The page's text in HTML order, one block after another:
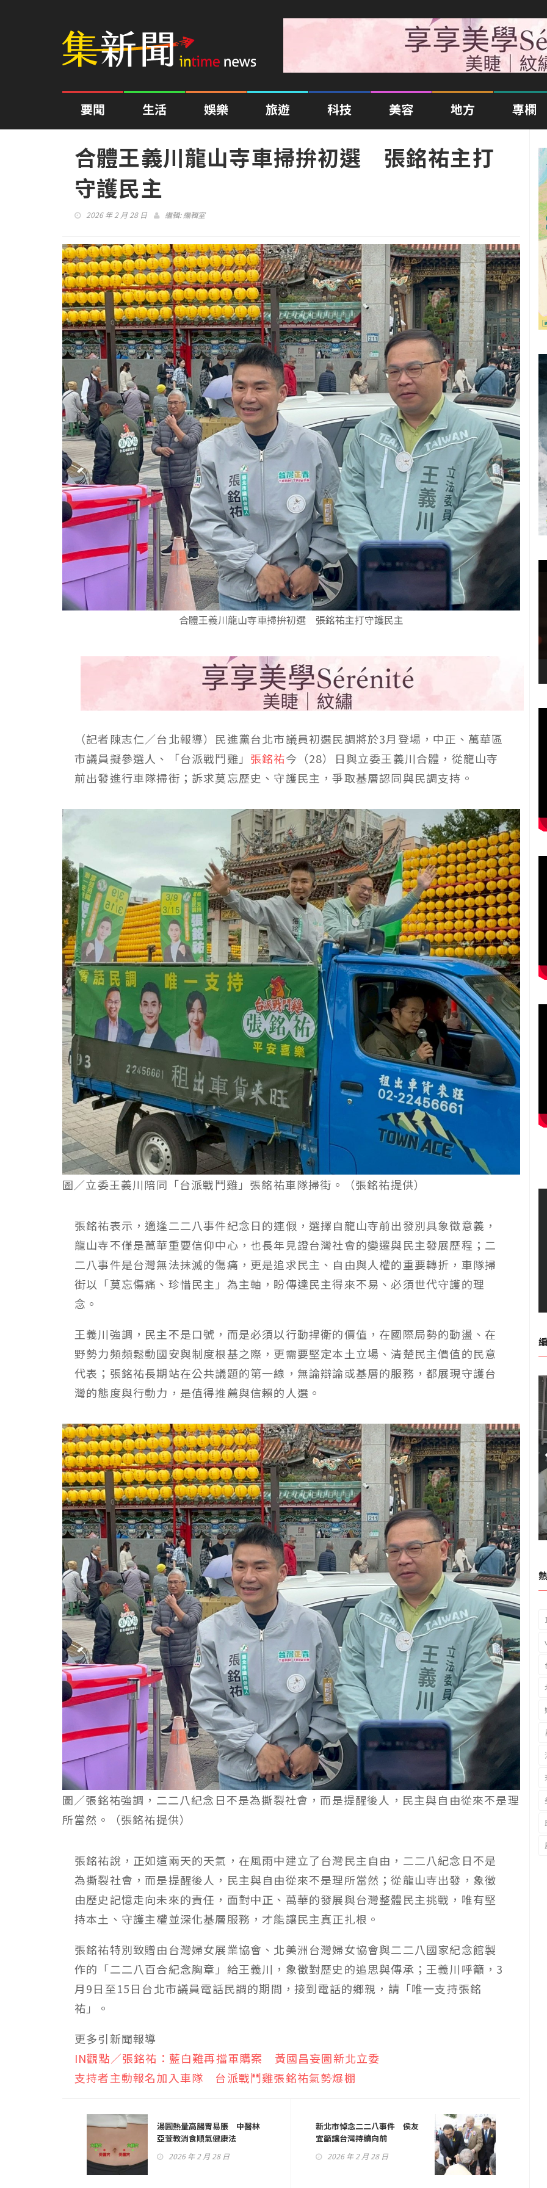
要聞 生活 娛樂 旅遊 科技 美容 地方 專欄
合體王義川龍山寺車掃拚初選 張銘祐主打
守護民主
2026 年 2 月 28 日 編輯:編輯室
合體王義川龍山寺車掃拚初選 張銘祐主打守護民主
（記者陳志仁／台北報導）民進黨台北市議員初選民調將於3月登場，中正、萬華區
市議員擬參選人、「台派戰鬥雞」 張銘祐今（28）日與立委王義川合體，從龍山寺
前出發進行車隊掃街；訴求莫忘歷史、守護民主，爭取基層認同與民調支持。
圖／立委王義川陪同「台派戰鬥雞」張銘祐車隊掃街。（張銘祐提供）
張銘祐表示，適逢二二八事件紀念日的連假，選擇自龍山寺前出發別具象徵意義，
龍山寺不僅是萬華重要信仰中心，也長年見證台灣社會的變遷與民主發展歷程；二
二八事件是台灣無法抹滅的傷痛，更是追求民主、自由與人權的重要轉折，車隊掃
街以「莫忘傷痛、珍惜民主」為主軸，盼傳達民主得來不易、必須世代守護的理
念。
王義川強調，民主不是口號，而是必須以行動捍衛的價值，在國際局勢的動盪、在
野勢力頻頻鬆動國安與制度根基之際，更需要堅定本土立場、清楚民主價值的民意
代表；張銘祐長期站在公共議題的第一線，無論辯論或基層的服務，都展現守護台
灣的態度與行動力，是值得推薦與信賴的人選。
圖／張銘祐強調，二二八紀念日不是為撕裂社會，而是提醒後人，民主與自由從來不是理
所當然。（張銘祐提供）
張銘祐說，正如這兩天的天氣，在風雨中建立了台灣民主自由，二二八紀念日不是
為撕裂社會，而是提醒後人，民主與自由從來不是理所當然；從龍山寺出發，象徵
由歷史記憶走向未來的責任，面對中正、萬華的發展與台灣整體民主挑戰，唯有堅
持本土、守護主權並深化基層服務，才能讓民主真正扎根。
張銘祐特別致贈由台灣婦女展業協會、北美洲台灣婦女協會與二二八國家紀念館製
作的「二二八百合紀念胸章」給王義川，象徵對歷史的追思與傳承；王義川呼籲，3
月9日至15日台北市議員電話民調的期間，接到電話的鄉親，請「唯一支持張銘
祐」。
更多引新聞報導
IN觀點／張銘祐：藍白難再擋軍購案 黃國昌妄圖新北立委
支持者主動報名加入車隊 台派戰鬥雞張銘祐氣勢爆棚
湯圓熱量高腸胃易脹 中醫林
亞萱教消食順氣健康法
2026 年 2 月 28 日
新北市悼念二二八事件 侯友
宜籲讓台灣持續向前
2026 年 2 月 28 日